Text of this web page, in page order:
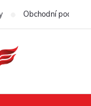
Obchodní podmínky